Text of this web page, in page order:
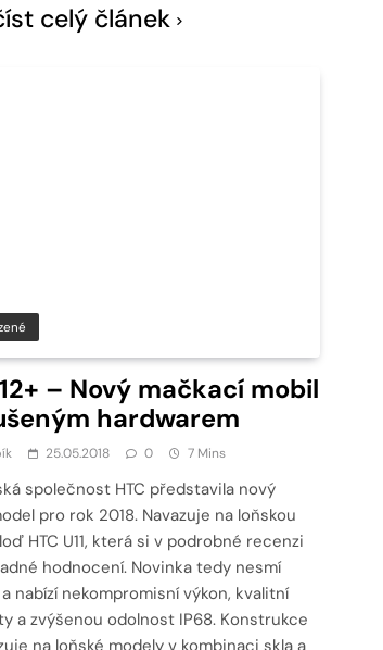
celý článek
– Nový mačkací mobil
hardwarem
25.05.2018 0 7 Mins
společnost HTC představila nový
pro rok 2018. Navazuje na loňskou
HTC U11, která si v podrobné recenzi
hodnocení. Novinka tedy nesmí
nabízí nekompromisní výkon, kvalitní
a zvýšenou odolnost IP68. Konstrukce
na loňské modely v kombinaci skla a